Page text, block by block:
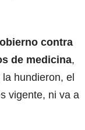
contra
de medicina,
hundieron, el
vigente, ni va a